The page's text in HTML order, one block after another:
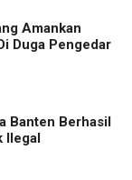
Amankan
Duga Pengedar
Banten Berhasil
Ilegal